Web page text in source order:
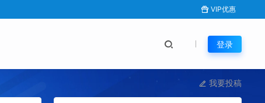
VIP优惠
登录
我要投稿